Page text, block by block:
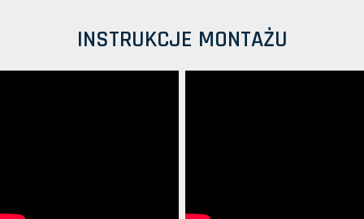
INSTRUKCJE MONTAŻU